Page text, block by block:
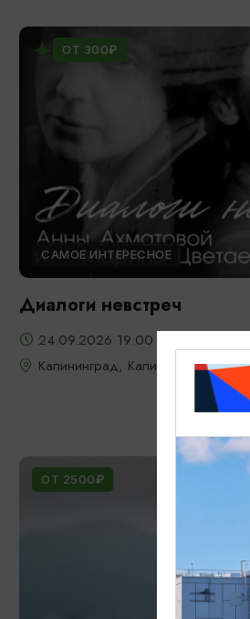
ОТ 300₽
САМОЕ ИНТЕРЕСНОЕ
Диалоги невстреч
24.09.2026 19:00
Калининград, Калининградский
ОТ 2500₽